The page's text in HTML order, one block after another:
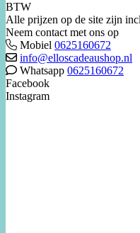
BTW
Alle prijzen op de site zijn
Neem contact met ons op
Mobiel 0625160672
info@elloscadeaushop.nl
Whatsapp 0625160672
Facebook
Instagram